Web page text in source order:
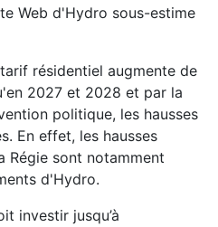
Web d'Hydro sous-estime
résidentiel augmente de
2027 et 2028 et par la
politique, les hausses
En effet, les hausses
Régie sont notamment
d'Hydro.
investir jusqu’à